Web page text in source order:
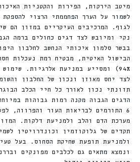
מיטב הירקות, הפירות והקטניות
לשמור על הערך הפחממתי הרצוי להספקת
לגוף. המרכיבים העיקריים במזון הם
נקי ומיובש לצד דגים כחולים ברמה
בבשר סלמון איכותי הנחשב לחלבון
הבישול האיטית, מבטיח רמת נעכלות
94%) ומסייע במניעת אלרגיות.
לצד יחס מאוזן ונכון של החלבון
תזונתי נכון לאורך כל חיי הכלב
6 התורמים לבריאות העור והפרווה,
מערכת הדם והלב ולמניעת דלקות.
תקדים של גלוקוזמין וכונדרויטין
ולמניעת תופעת שחיקת הסחוס. בעל
ונמצא מתאים גם לכלבים מפונקים